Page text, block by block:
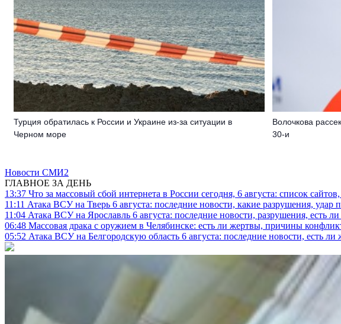
Турция обратилась к России и Украине из-за ситуации в
Черном море
Волочкова
30-и
Новости СМИ2
ГЛАВНОЕ ЗА ДЕНЬ
13:37 Что за массовый сбой интернета в России сегодня, 6 августа: список
11:11 Атака ВСУ на Тверь 6 августа: последние новости, какие разрушения, удар
11:04 Атака ВСУ на Ярославль 6 августа: последние новости, разрушения, есть
06:48 Массовая драка с оружием в Челябинске: есть ли жертвы, причины
05:52 Атака ВСУ на Белгородскую область 6 августа: последние новости, есть ли